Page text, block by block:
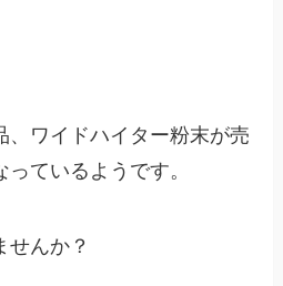
、ワイドハイター粉末が売
ているようです。
せんか？